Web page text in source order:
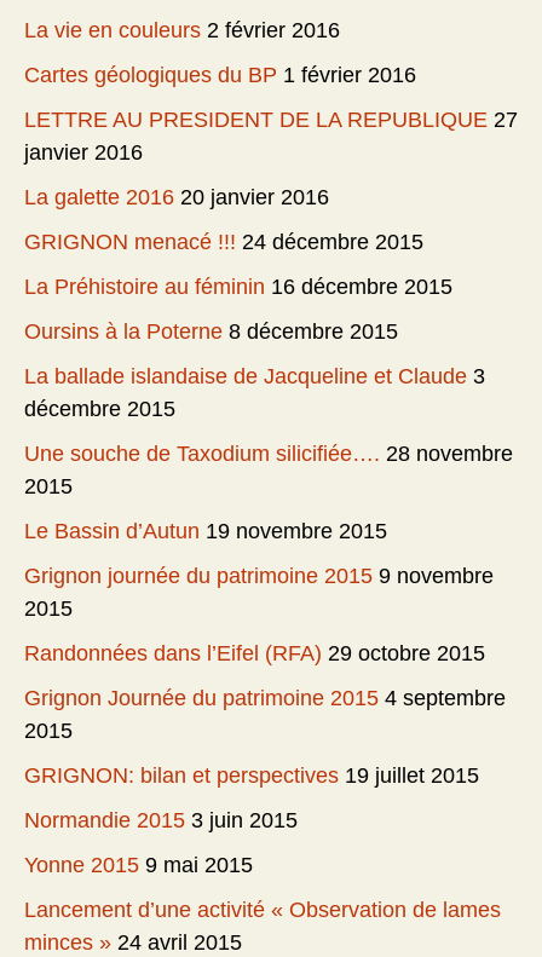
La vie en couleurs 2 février 2016
Cartes géologiques du BP 1 février 2016
LETTRE AU PRESIDENT DE LA REPUBLIQUE 27
janvier 2016
La galette 2016 20 janvier 2016
GRIGNON menacé !!! 24 décembre 2015
La Préhistoire au féminin 16 décembre 2015
Oursins à la Poterne 8 décembre 2015
La ballade islandaise de Jacqueline et Claude 3
décembre 2015
Une souche de Taxodium silicifiée…. 28 novembre
2015
Le Bassin d’Autun 19 novembre 2015
Grignon journée du patrimoine 2015 9 novembre
2015
Randonnées dans l’Eifel (RFA) 29 octobre 2015
Grignon Journée du patrimoine 2015 4 septembre
2015
GRIGNON: bilan et perspectives 19 juillet 2015
Normandie 2015 3 juin 2015
Yonne 2015 9 mai 2015
Lancement d’une activité « Observation de lames
minces » 24 avril 2015